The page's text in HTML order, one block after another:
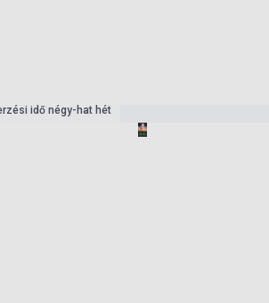
idő négy-hat hét